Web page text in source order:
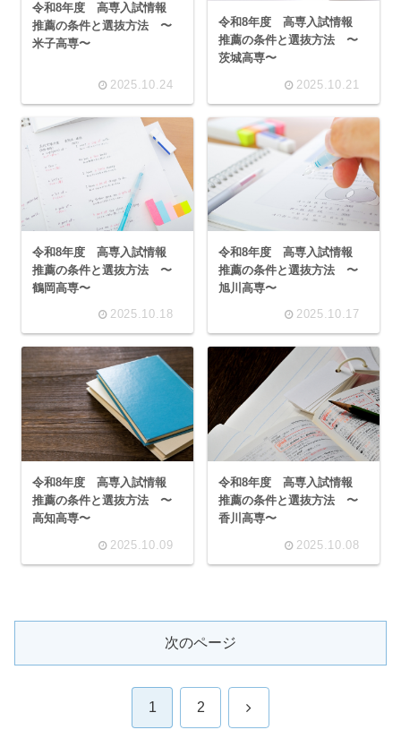
令和8年度 高専入試情報
推薦の条件と選抜方法 〜
米子高専〜
2025.10.24
令和8年度 高専入試情報
推薦の条件と選抜方法 〜
茨城高専〜
2025.10.21
令和8年度 高専入試情報
推薦の条件と選抜方法 〜
鶴岡高専〜
2025.10.18
令和8年度 高専入試情報
推薦の条件と選抜方法 〜
旭川高専〜
2025.10.17
令和8年度 高専入試情報
推薦の条件と選抜方法 〜
高知高専〜
2025.10.09
令和8年度 高専入試情報
推薦の条件と選抜方法 〜
香川高専〜
2025.10.08
次のページ
1 2 次